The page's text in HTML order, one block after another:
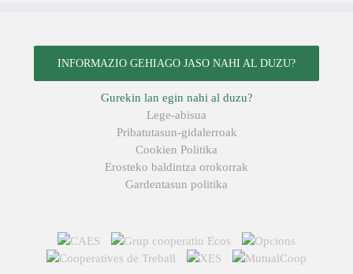
INFORMAZIO GEHIAGO JASO NAHI AL DUZU?
Gurekin lan egin nahi al duzu?
Lege-abisua
Pribatutasun-gidalerroak
Cookien Politika
Erosteko baldintza orokorrak
Gardentasun politika